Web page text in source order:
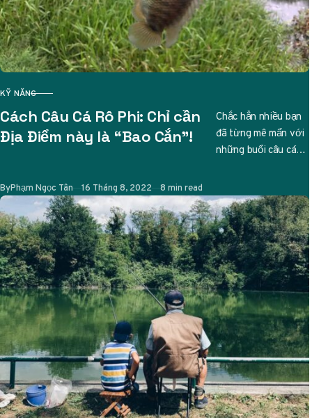
CATEGORY
KỸ NĂNG
Cách Câu Cá Rô Phi: Chỉ cần
Địa Điểm này là “Bao Cắn”!
Chắc hẳn nhiều bạn
đã từng mê mẩn với
những buổi câu cá
ByPhạm Ngọc Tân Published
16 Tháng 8, 2022 8 min read